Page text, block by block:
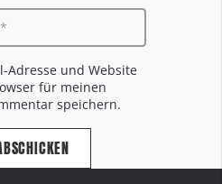
Adresse und Website
für meinen
speichern.